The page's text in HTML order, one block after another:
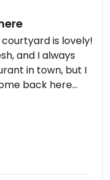
is lovely!
and I always
in town, but I
back here
style that I enjoy